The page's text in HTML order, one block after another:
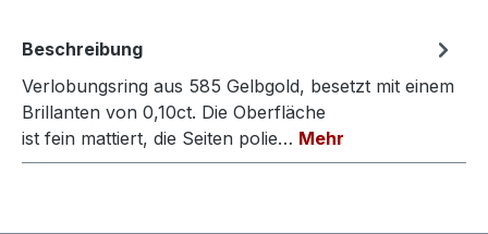
Beschreibung
Verlobungsring aus 585 Gelbgold, besetzt mit einem
Brillanten von 0,10ct. Die Oberfläche
ist fein mattiert, die Seiten polie… Mehr